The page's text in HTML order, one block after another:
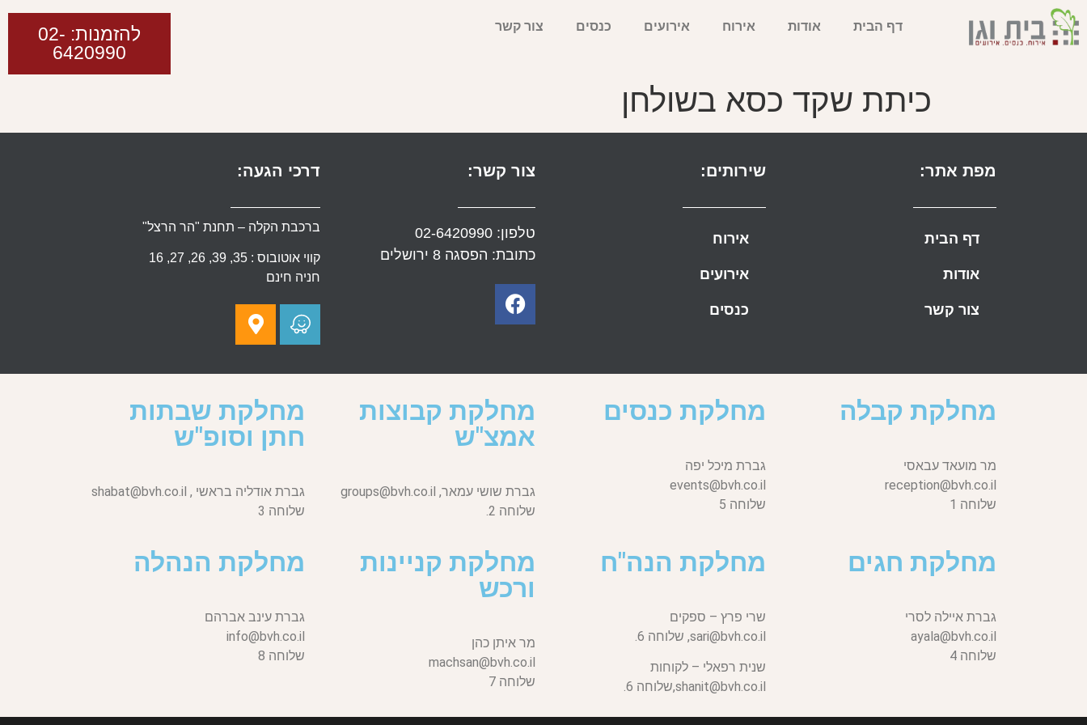
דף הבית אודות אירוח אירועים כנסים צור קשר
להזמנות: 02-
6420990
כיתת שקד כסא בשולחן
מפת אתר:
דף הבית
אודות
צור קשר
שירותים:
אירוח
אירועים
כנסים
צור קשר:
טלפון: 02-6420990
כתובת: הפסגה 8 ירושלים
דרכי הגעה:
ברכבת הקלה – תחנת "הר הרצל"
קווי אוטובוס : 35, 39, 26, 27, 16
חניה חינם
מחלקת קבלה
מר מועאד עבאסי
reception@bvh.co.il
שלוחה 1
מחלקת כנסים
גברת מיכל יפה
events@bvh.co.il
שלוחה 5
מחלקת קבוצות
אמצ"ש
גברת שושי עמאר, groups@bvh.co.il
שלוחה 2.
מחלקת שבתות
חתן וסופ"ש
גברת אודליה בראשי , shabat@bvh.co.il
שלוחה 3
מחלקת חגים
גברת איילה לסרי
ayala@bvh.co.il
שלוחה 4
מחלקת הנה"ח
שרי פרץ – ספקים
sari@bvh.co.il, שלוחה 6.
שנית רפאלי – לקוחות
shanit@bvh.co.il, שלוחה 6.
מחלקת קניינות
ורכש
מר איתן כהן
machsan@bvh.co.il
שלוחה 7
מחלקת הנהלה
גברת עינב אברהם
info@bvh.co.il
שלוחה 8